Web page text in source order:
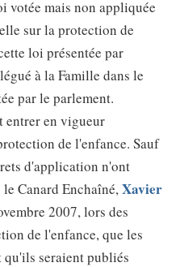
votée mais non appliquée
sur la protection de
loi présentée par
à la Famille dans le
par le parlement.
entrer en vigueur
de l'enfance. Sauf
d'application n'ont
Canard Enchaîné,Xavier
2007, lors des
de l'enfance, que les
seraient publiés